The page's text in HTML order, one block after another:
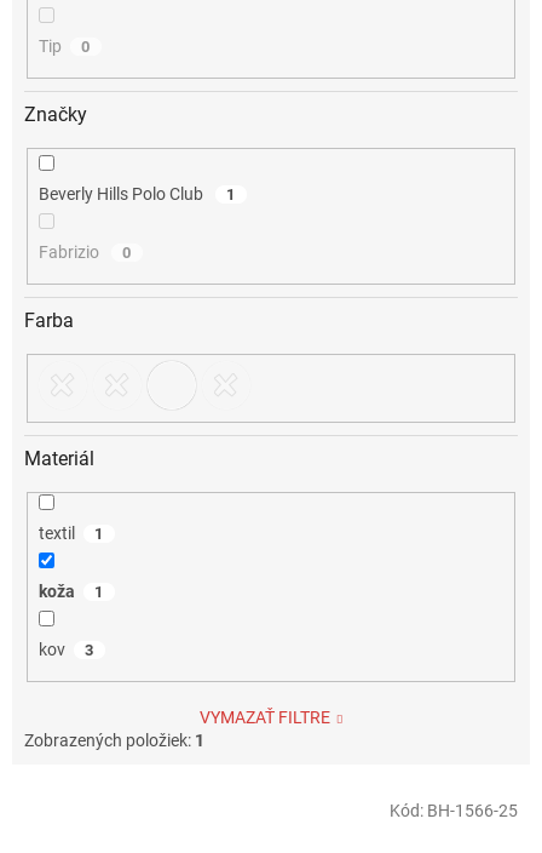
Tip 0
Značky
Beverly Hills Polo Club 1
Fabrizio 0
Farba
Materiál
textil 1
koža 1
kov 3
VYMAZAŤ FILTRE
Zobrazených položiek: 1
Kód: BH-1566-25